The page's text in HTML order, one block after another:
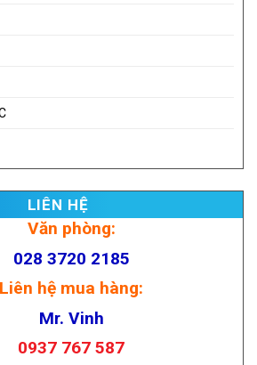
LIÊN HỆ
Văn phòng:
028 3720 2185
Liên hệ mua hàng:
Mr. Vinh
0937 767 587